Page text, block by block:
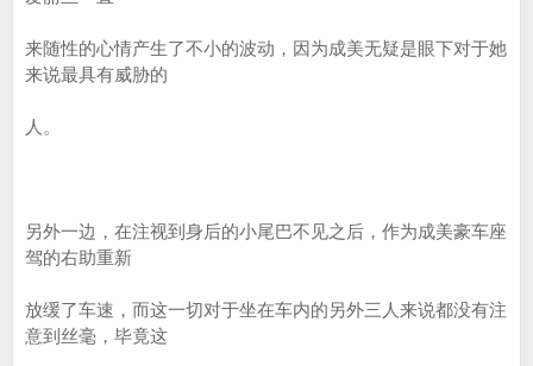
来随性的心情产生了不小的波动，因为成美无疑是眼下对于她
来说最具有威胁的
人。
另外一边，在注视到身后的小尾巴不见之后，作为成美豪车座
驾的右助重新
放缓了车速，而这一切对于坐在车内的另外三人来说都没有注
意到丝毫，毕竟这